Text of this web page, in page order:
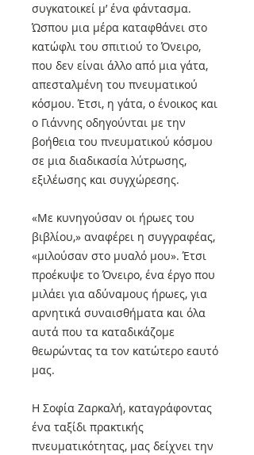
συγκατοικεί μ’ ένα φάντασμα.
Ώσπου μια μέρα καταφθάνει στο
κατώφλι του σπιτιού το Όνειρο,
που δεν είναι άλλο από μια γάτα,
απεσταλμένη του πνευματικού
κόσμου. Έτσι, η γάτα, ο ένοικος και
ο Γιάννης οδηγούνται με την
βοήθεια του πνευματικού κόσμου
σε μια διαδικασία λύτρωσης,
εξιλέωσης και συγχώρεσης.
«Με κυνηγούσαν οι ήρωες του
βιβλίου,» αναφέρει η συγγραφέας,
«μιλούσαν στο μυαλό μου». Έτσι
προέκυψε το Όνειρο, ένα έργο που
μιλάει για αδύναμους ήρωες, για
αρνητικά συναισθήματα και όλα
αυτά που τα καταδικάζομε
θεωρώντας τα τον κατώτερο εαυτό
μας.
Η Σοφία Ζαρκαλή, καταγράφοντας
ένα ταξίδι πρακτικής
πνευματικότητας, μας δείχνει την